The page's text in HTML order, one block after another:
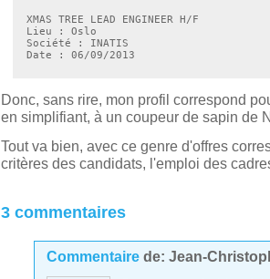
XMAS TREE LEAD ENGINEER H/F
Lieu : Oslo
Société : INATIS
Date : 06/09/2013
Donc, sans rire, mon profil correspond
en simplifiant, à un coupeur de sapin de
Tout va bien, avec ce genre d'offres
critères des candidats, l'emploi des
3 commentaires
Commentairede: Jean-